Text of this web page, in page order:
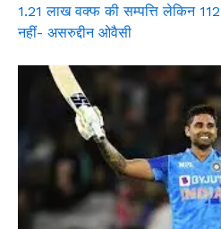
1.21 लाख वक्फ की सम्पत्ति लेकिन
नहीं- असरुद्दीन ओवैसी